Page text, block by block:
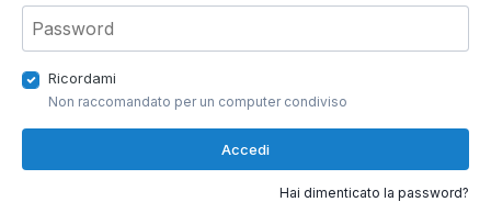
Ricordami
Non raccomandato per un computer condiviso
Accedi
Hai dimenticato la password?